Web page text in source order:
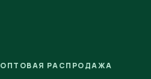
ОПТОВАЯ РАСПРОДАЖА